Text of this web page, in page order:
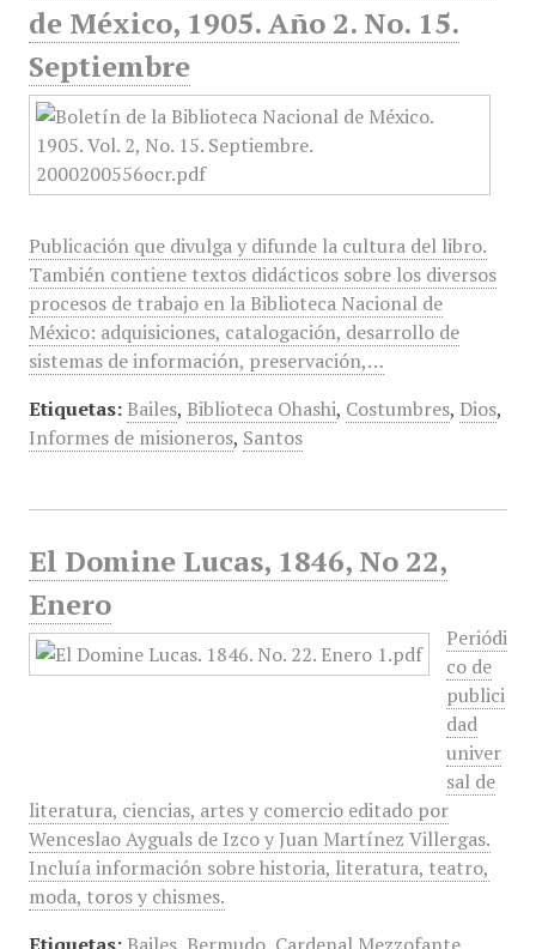
de México, 1905. Año 2. No. 15.
Septiembre
Publicación que divulga y difunde la cultura del libro.
También contiene textos didácticos sobre los diversos
procesos de trabajo en la Biblioteca Nacional de
México: adquisiciones, catalogación, desarrollo de
sistemas de información, preservación,…
Etiquetas: Bailes, Biblioteca Ohashi, Costumbres, Dios,
Informes de misioneros, Santos
El Domine Lucas, 1846, No 22,
Enero
Periódi
co de
publici
dad
univer
sal de
literatura, ciencias, artes y comercio editado por
Wenceslao Ayguals de Izco y Juan Martínez Villergas.
Incluía información sobre historia, literatura, teatro,
moda, toros y chismes.